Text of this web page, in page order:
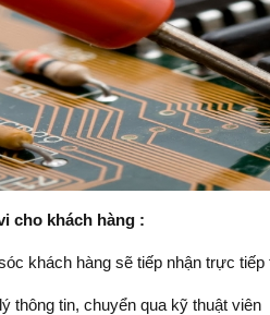
cho khách hàng :
khách hàng sẽ tiếp nhận trực
thông tin, chuyển qua kỹ thuật viên